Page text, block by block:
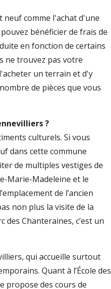
neuf comme l'achat d'une
bénéficier de frais de
en fonction de certains
ne trouvez pas votre
un terrain et d'y
de pièces que vous
?
culturels. Si vous
dans cette commune
de multiples vestiges de
Marie-Madeleine et le
de l’ancien
non plus la visite de la
des Chanteraines, c’est un
qui accueille surtout
Quant à l’École des
propose des cours de